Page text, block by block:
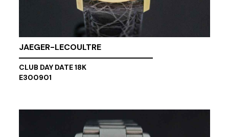
JAEGER-LECOULTRE
CLUB DAY DATE 18K
E300901